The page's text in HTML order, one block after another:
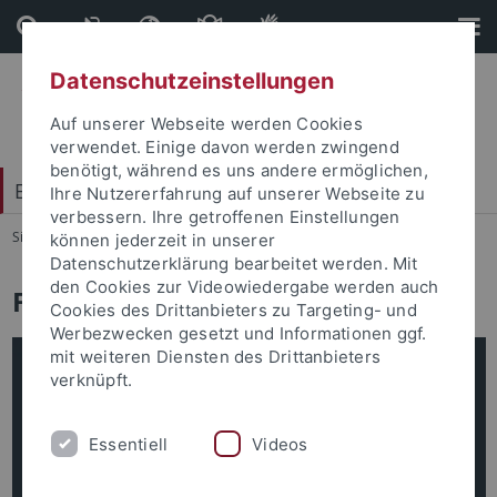
Direkt
zum
Inhalt
Direkt
zur
Fußleiste
Exzellenzstrategie
Sie sind hier: Startseite ... Informationen
FAQ zur Exzellenzstrategie
Datenschutzeinstellungen
Auf unserer Webseite werden Cookies
verwendet. Einige davon werden zwingend
benötigt, während es uns andere ermöglichen,
Ihre Nutzererfahrung auf unserer Webseite zu
verbessern. Ihre getroffenen Einstellungen
können jederzeit in unserer
Datenschutzerklärung bearbeitet werden. Mit
den Cookies zur Videowiedergabe werden auch
Cookies des Drittanbieters zu Targeting- und
Werbezwecken gesetzt und Informationen ggf.
mit weiteren Diensten des Drittanbieters
verknüpft.
Essentiell Videos